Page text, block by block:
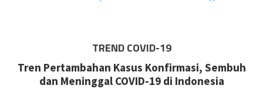
TREND COVID-19